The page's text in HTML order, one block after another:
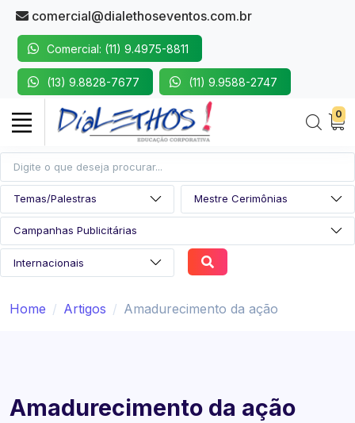
comercial@dialethoseventos.com.br
Comercial: (11) 9.4975-8811
(13) 9.8828-7677 (11) 9.9588-2747
0
Home Artigos Amadurecimento da ação
Amadurecimento da ação